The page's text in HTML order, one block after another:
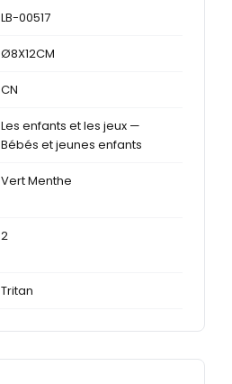
LB-00517
Ø8X12CM
CN
Les enfants et les jeux —
Bébés et jeunes enfants
Vert Menthe
2
Tritan